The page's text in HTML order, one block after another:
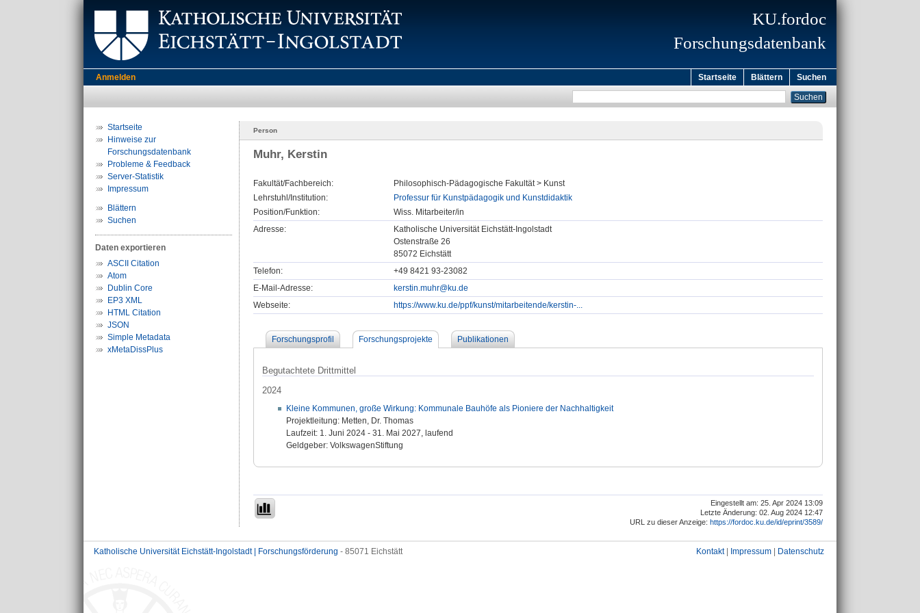
KU.fordoc
Forschungsdatenbank
Anmelden Startseite Blättern Suchen
Startseite
Hinweise zur
Forschungsdatenbank
Probleme & Feedback
Server-Statistik
Impressum
Blättern
Suchen
Daten exportieren
ASCII Citation
Atom
Dublin Core
EP3 XML
HTML Citation
JSON
Simple Metadata
xMetaDissPlus
Person
Muhr, Kerstin
Fakultät/Fachbereich:
Philosophisch-Pädagogische Fakultät > Kunst
Lehrstuhl/Institution:
Professur für Kunstpädagogik und Kunstdidaktik
Position/Funktion:
Wiss. Mitarbeiter/in
Adresse:
Katholische Universität Eichstätt-Ingolstadt
Ostenstraße 26
85072 Eichstätt
Telefon:
+49 8421 93-23082
E-Mail-Adresse:
kerstin.muhr@ku.de
Webseite:
https://www.ku.de/ppf/kunst/mitarbeitende/kerstin-...
Forschungsprofil Forschungsprojekte Publikationen
Begutachtete Drittmittel
2024
Kleine Kommunen, große Wirkung: Kommunale Bauhöfe als Pioniere der Nachhaltigkeit
Projektleitung: Metten, Dr. Thomas
Laufzeit: 1. Juni 2024 - 31. Mai 2027, laufend
Geldgeber: VolkswagenStiftung
Eingestellt am: 25. Apr 2024 13:09
Letzte Änderung: 02. Aug 2024 12:47
URL zu dieser Anzeige: https://fordoc.ku.de/id/eprint/3589/
Katholische Universität Eichstätt-Ingolstadt | Forschungsförderung - 85071 Eichstätt Kontakt| Impressum Datenschutz